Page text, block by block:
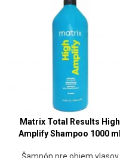
Matrix Total Results High
Amplify Shampoo 1000 ml